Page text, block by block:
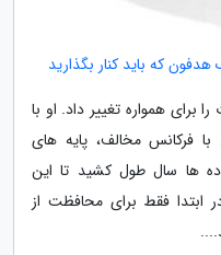
که باید کنار بگذارید
را برای همواره تغییر داد. او با
فرکانس مخالف، پایه های
ده ها سال طول کشید تا این
ابتدا فقط برای محافظت از